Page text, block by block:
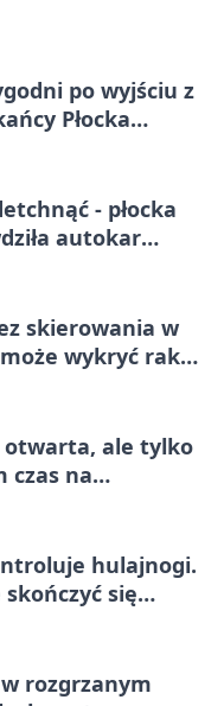
po wyjściu z
Płocka
- płocka
autokar
skierowania w
wykryć raka,
otwarta, ale tylko
czas na
hulajnogi.
skończyć się
rozgrzanym